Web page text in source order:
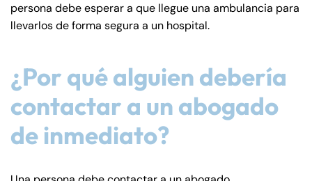
persona debe esperar a que llegue una ambulancia para
llevarlos de forma segura a un hospital.
¿Por qué alguien debería
contactar a un abogado
de inmediato?